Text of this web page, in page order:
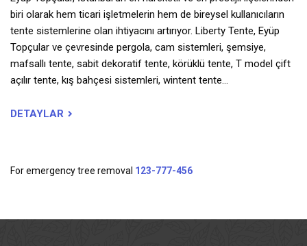
biri olarak hem ticari işletmelerin hem de bireysel kullanıcıların
tente sistemlerine olan ihtiyacını artırıyor. Liberty Tente, Eyüp
Topçular ve çevresinde pergola, cam sistemleri, şemsiye,
mafsallı tente, sabit dekoratif tente, körüklü tente, T model çift
açılır tente, kış bahçesi sistemleri, wintent tente…
DETAYLAR
For emergency tree removal 123-777-456